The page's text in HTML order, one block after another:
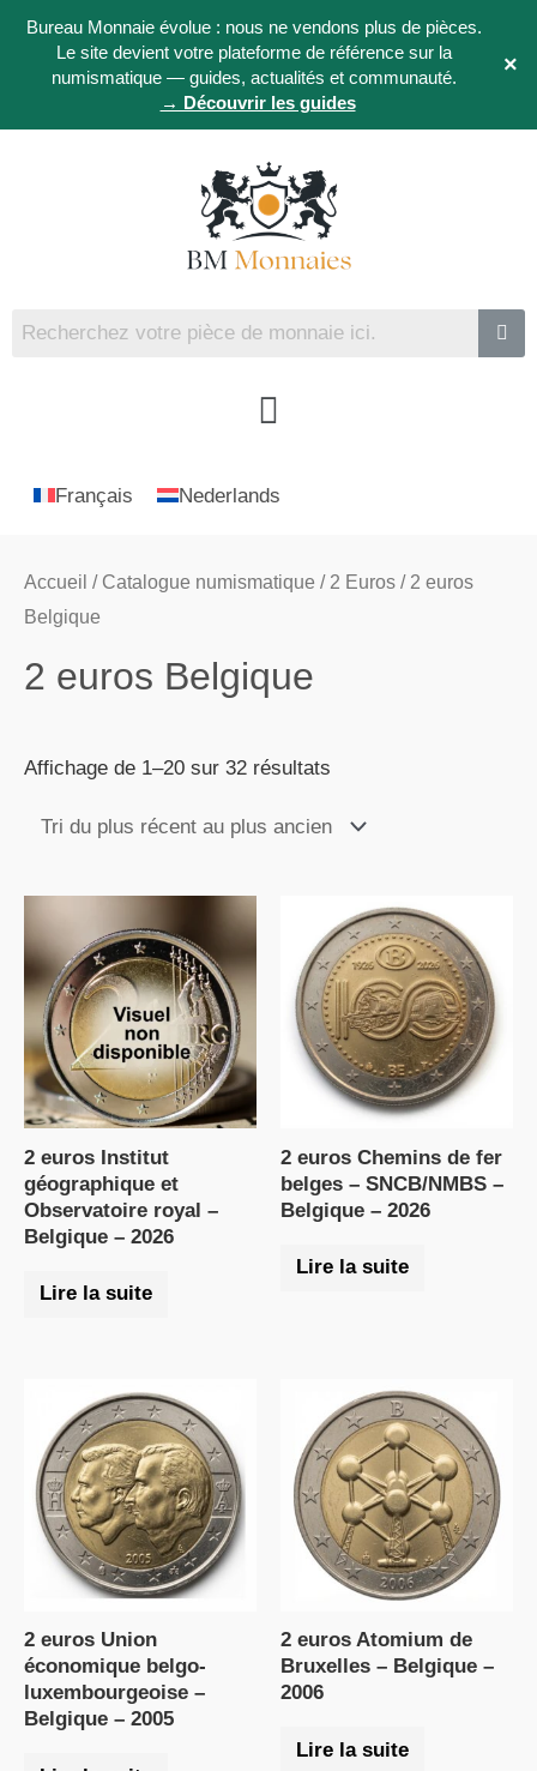
Bureau Monnaie évolue : nous ne vendons plus de pièces.
Le site devient votre plateforme de référence sur la
numismatique — guides, actualités et communauté.
→ Découvrir les guides
×
Français Nederlands
Accueil / Catalogue numismatique / 2 Euros / 2 euros
Belgique
2 euros Belgique
Affichage de 1–20 sur 32 résultats
2 euros Institut
géographique et
Observatoire royal –
Belgique – 2026
Lire la suite
2 euros Chemins de fer
belges – SNCB/NMBS –
Belgique – 2026
Lire la suite
2 euros Union
économique belgo-
luxembourgeoise –
Belgique – 2005
2 euros Atomium de
Bruxelles – Belgique –
2006
Lire la suite